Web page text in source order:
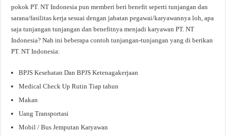
pokok PT. NT Indonesia pun memberi beri benefit seperti tunjangan dan
sarana/fasilitas kerja sesuai dengan jabatan pegawai/karyawannya loh, apa
saja tunjangan tunjangan dan benefitnya menjadi karyawan PT. NT
Indonesia? Nah ini beberapa contoh tunjangan-tunjangan yang di berikan
PT. NT Indonesia:
BPJS Kesehatan Dan BPJS Ketenagakerjaan
Medical Check Up Rutin Tiap tahun
Makan
Uang Transportasi
Mobil / Bus Jemputan Karyawan